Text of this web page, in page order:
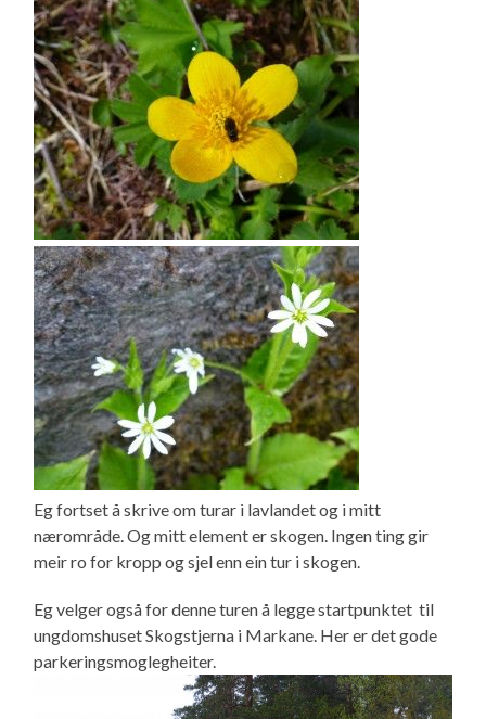
Eg fortset å skrive om turar i lavlandet og i mitt
nærområde. Og mitt element er skogen. Ingen ting gir
meir ro for kropp og sjel enn ein tur i skogen.
Eg velger også for denne turen å legge startpunktet til
ungdomshuset Skogstjerna i Markane. Her er det gode
parkeringsmoglegheiter.